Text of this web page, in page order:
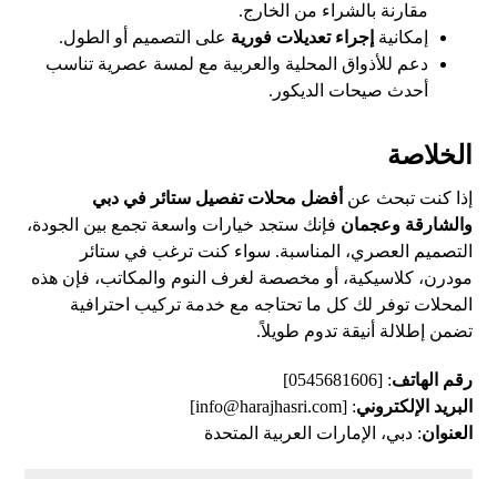
مقارنة بالشراء من الخارج.
إمكانية إجراء تعديلات فورية على التصميم أو الطول.
دعم للأذواق المحلية والعربية مع لمسة عصرية تناسب
أحدث صيحات الديكور.
الخلاصة
إذا كنت تبحث عن أفضل محلات تفصيل ستائر في دبي
والشارقة وعجمان فإنك ستجد خيارات واسعة تجمع بين الجودة،
التصميم العصري، المناسبة. سواء كنت ترغب في ستائر
مودرن، كلاسيكية، أو مخصصة لغرف النوم والمكاتب، فإن هذه
المحلات توفر لك كل ما تحتاجه مع خدمة تركيب احترافية
تضمن إطلالة أنيقة تدوم طويلاً.
رقم الهاتف: [
0545681606
]
البريد الإلكتروني: [
info@harajhasri.com
]
العنوان: دبي، الإمارات العربية المتحدة